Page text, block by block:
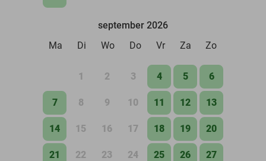
september 2026
Ma
Di Wo Do Vr Za Zo
1 2 3 4 5 6
7 8 9 10 11 12 13
14 15 16 17 18 19 20
21 22 23 24 25 26 27